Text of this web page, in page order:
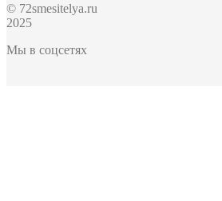
© 72smesitelya.ru
2025
Мы в соцсетях